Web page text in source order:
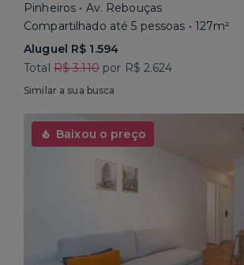
Pinheiros • Av. Rebouças
Compartilhado até 5 pessoas • 127m²
Aluguel R$ 1.594
Total R$ 3.110por R$ 2.624
Similar a sua busca
Baixou o preço